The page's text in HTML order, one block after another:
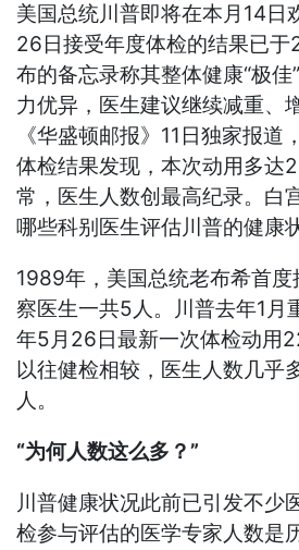
美国总统川普即将在本月14日
26日接受年度体检的结果已
布的备忘录称其整体健康“极
力优异，医生建议继续减重、
《华盛顿邮报》11日独家报道
体检结果发现，本次动用多达
常，医生人数创最高纪录。白
哪些科别医生评估川普的健康
1989年，美国总统老布希首
察医生一共5人。川普去年1月
年5月26日最新一次体检动用
以往健检相较，医生人数几乎
人。
“为何人数这么多？”
川普健康状况此前已引发不少
检参与评估的医学专家人数是